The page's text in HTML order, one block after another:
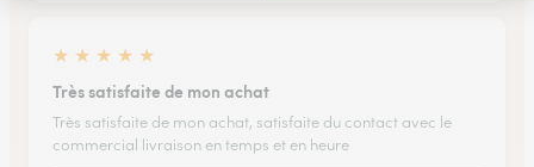
★ ★ ★ ★ ★
Très satisfaite de mon achat
Très satisfaite de mon achat, satisfaite du contact avec le
commercial livraison en temps et en heure